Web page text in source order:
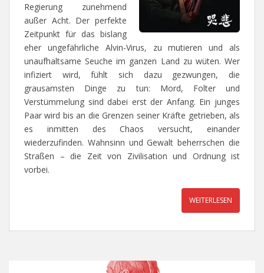
Regierung zunehmend
außer Acht. Der perfekte
Zeitpunkt für das bislang
eher ungefährliche Alvin-Virus, zu mutieren und als
unaufhaltsame Seuche im ganzen Land zu wüten. Wer
infiziert wird, fühlt sich dazu gezwungen, die
grausamsten Dinge zu tun: Mord, Folter und
Verstümmelung sind dabei erst der Anfang. Ein junges
Paar wird bis an die Grenzen seiner Kräfte getrieben, als
es inmitten des Chaos versucht, einander
wiederzufinden. Wahnsinn und Gewalt beherrschen die
Straßen – die Zeit von Zivilisation und Ordnung ist
vorbei.
WEITERLESEN